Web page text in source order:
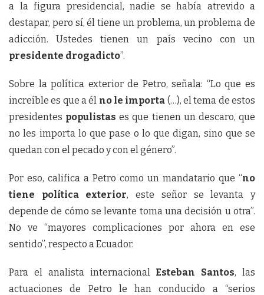
a la figura presidencial, nadie se había atrevido a
destapar, pero sí, él tiene un problema, un problema de
adicción. Ustedes tienen un país vecino con un
presidente drogadicto”.
Sobre la política exterior de Petro, señala: “Lo que es
increíble es que a él no le importa (…), el tema de estos
presidentes populistas es que tienen un descaro, que
no les importa lo que pase o lo que digan, sino que se
quedan con el pecado y con el género”.
Por eso, califica a Petro como un mandatario que “no
tiene política exterior, este señor se levanta y
depende de cómo se levante toma una decisión u otra”.
No ve “mayores complicaciones por ahora en ese
sentido”, respecto a Ecuador.
Para el analista internacional Esteban Santos, las
actuaciones de Petro le han conducido a “serios